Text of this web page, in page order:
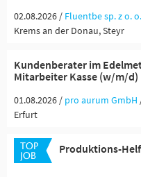
02.08.2026 / Fluentbe sp. z o. o.
Krems an der Donau, Steyr
Kundenberater im
Mitarbeiter Kasse (w/m/d)
01.08.2026 / pro aurum GmbH
Erfurt
Produktions-